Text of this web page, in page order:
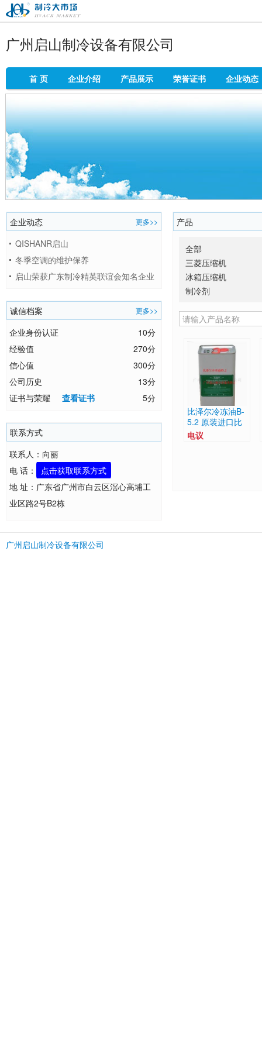
制冷大市场
广州启山制冷设备有限公司
首 页 企业介绍 产品展示 荣誉证书 企业动态
更多>>
企业动态
QISHANR启山
冬季空调的维护保养
启山荣获广东制冷精英联谊会知名企业
更多>>
诚信档案
10分
企业身份认证
270分
经验值
300分
信心值
13分
公司历史
5分
证书与荣耀 查看证书
联系方式
联系人：向丽
电 话：
点击获取联系方式
地 址：广东省广州市白云区滘心高埔工
业区路2号B2栋
产品
全部
三菱压缩机
冰箱压缩机
制冷剂
比泽尔冷冻油B-
5.2 原装进口比
泽尔压缩机油
电议
广州启山制冷设备有限公司